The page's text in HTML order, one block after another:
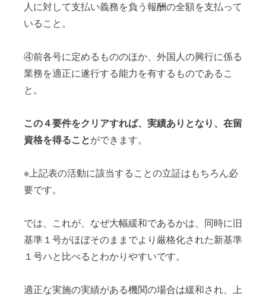
人に対して支払い義務を負う報酬の全額を支払って
いること。
④前各号に定めるもののほか、外国人の興行に係る
業務を適正に遂行する能力を有するものであるこ
と。
この４要件をクリアすれば、実績ありとなり、在留
資格を得ることができます。
※上記表の活動に該当することの立証はもちろん必
要です。
では、これが、なぜ大幅緩和であるかは、同時に旧
基準１号がほぼそのままでより厳格化された新基準
１号ハと比べるとわかりやすいです。
適正な実施の実績がある機関の場合は緩和され、上